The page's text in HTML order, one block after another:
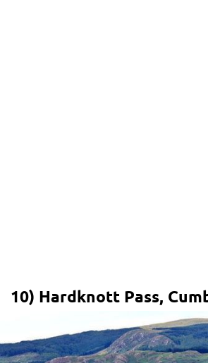
10) Hardknott Pass,